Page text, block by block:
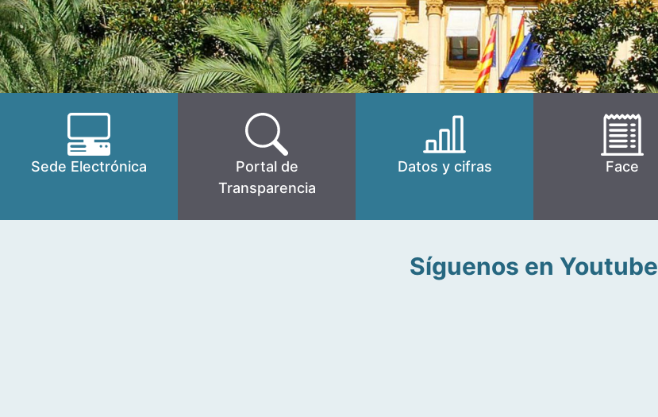
Sede Electrónica
Portal de
Transparencia
Datos y cifras Face
Síguenos en Youtube